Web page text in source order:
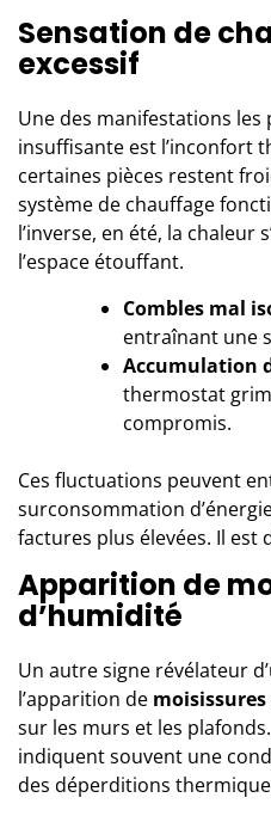
Sensation de
excessif
Une des manifestations les
insuffisante est l’inconfort
certaines pièces restent
système de chauffage
l’inverse, en été, la chaleur
l’espace étouffant.
Combles mal
entraînant une
Accumulation
thermostat
compromis.
Ces fluctuations peuvent
surconsommation
factures plus élevées. Il est
Apparition de
d’humidité
Un autre signe révélateur
l’apparition de moisissures
sur les murs et les
indiquent souvent une
des déperditions